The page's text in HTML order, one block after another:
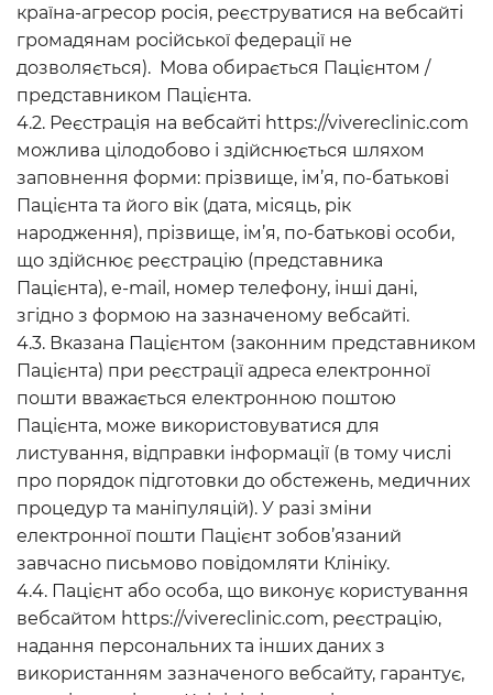
країна-агресор росія, реєструватися на вебсайті
громадянам російської федерації не
дозволяється). Мова обирається Пацієнтом /
представником Пацієнта.
4.2. Реєстрація на вебсайті https://vivereclinic.com
можлива цілодобово і здійснюється шляхом
заповнення форми: прізвище, ім’я, по-батькові
Пацієнта та його вік (дата, місяць, рік
народження), прізвище, ім’я, по-батькові особи,
що здійснює реєстрацію (представника
Пацієнта), е-mail, номер телефону, інші дані,
згідно з формою на зазначеному вебсайті.
4.3. Вказана Пацієнтом (законним представником
Пацієнта) при реєстрації адреса електронної
пошти вважається електронною поштою
Пацієнта, може використовуватися для
листування, відправки інформації (в тому числі
про порядок підготовки до обстежень, медичних
процедур та маніпуляцій). У разі зміни
електронної пошти Пацієнт зобов’язаний
завчасно письмово повідомляти Клініку.
4.4. Пацієнт або особа, що виконує користування
вебсайтом https://vivereclinic.com, реєстрацію,
надання персональних та інших даних з
використанням зазначеного вебсайту, гарантує,